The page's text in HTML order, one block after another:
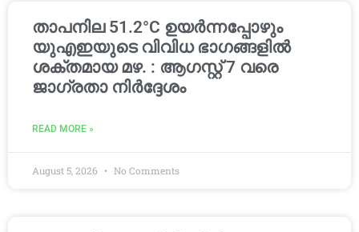
താപനില 51.2°C ഉയർന്നപ്പോഴും
യുഎഇയുടെ വിവിധ ഭാഗങ്ങളിൽ
ശക്തമായ മഴ. : ആഗസ്റ്റ് 7 വരെ
ജാഗ്രതാ നിർദ്ദേശം
READ MORE »
August 5, 2026 No Comments